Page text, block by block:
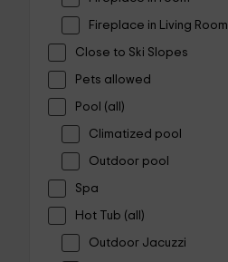
Fireplace in Living Room
Close to Ski Slopes
Pets allowed
Pool (all)
Climatized pool
Outdoor pool
Spa
Hot Tub (all)
Outdoor Jacuzzi